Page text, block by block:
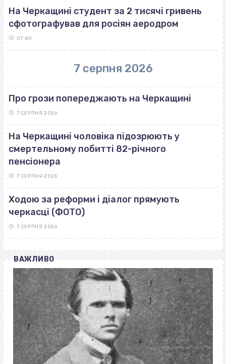
На Черкащині студент за 2 тисячі гривень
сфотографував для росіян аеродром
07:40
7 серпня 2026
Про грози попереджають на Черкащині
7 СЕРПНЯ 2026
На Черкащині чоловіка підозрюють у
смертельному побитті 82-річного
пенсіонера
7 СЕРПНЯ 2026
Ходою за реформи і діалог прямують
черкасці (ФОТО)
7 СЕРПНЯ 2026
ВАЖЛИВО